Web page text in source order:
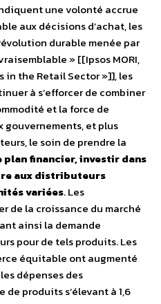
une volonté accrue
aux décisions d’achat, les
durable menée par
» [[Ipsos MORI,
in the Retail Sector »]], les
à s’efforcer de combiner
et la force de
gouvernements, et plus
le soin de prendre la
plan financier, investir dans
aux distributeurs
variées. Les
de la croissance du marché
ainsi la demande
pour de tels produits. Les
équitable ont augmenté
dépenses des
produits s’élevant à 1,6